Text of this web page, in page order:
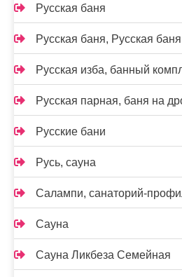
Русская баня
Русская баня, Русская баня
Русская изба, банный
Русская парная, баня на
Русские бани
Русь, сауна
Салампи, санаторий-
Сауна
Сауна Ликбеза Семейная